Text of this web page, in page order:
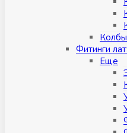
Колбы
Фитинги
Eщe